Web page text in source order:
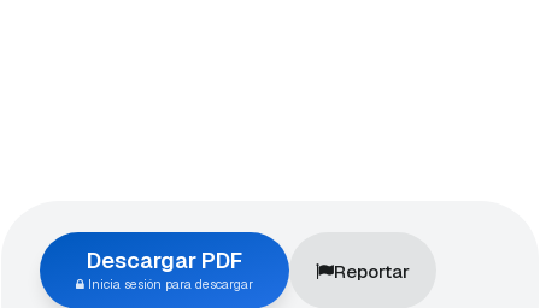
Descargar PDF
Inicia sesión para descargar
Reportar